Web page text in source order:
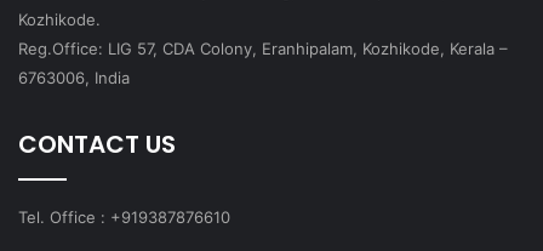
Kozhikode.
Reg.Office: LIG 57, CDA Colony, Eranhipalam, Kozhikode, Kerala –
6763006, India
CONTACT US
Tel. Office : +919387876610